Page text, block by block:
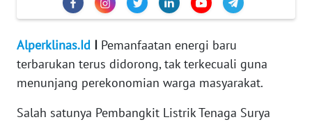
Alperklinas.Id I Pemanfaatan energi baru
terbarukan terus didorong, tak terkecuali guna
menunjang perekonomian warga masyarakat.
Salah satunya Pembangkit Listrik Tenaga Surya
PEDOMAN
SIBER
REDAKSI